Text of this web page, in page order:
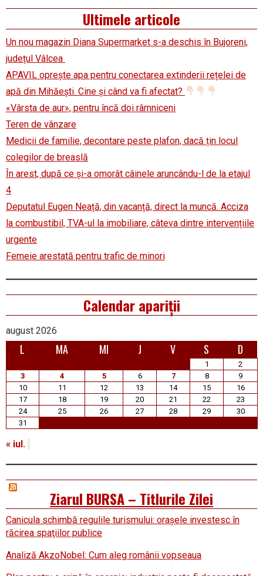
Ultimele articole
Un nou magazin Diana Supermarket s-a deschis în Bujoreni,
județul Vâlcea
APAVIL oprește apa pentru conectarea extinderii rețelei de
apă din Mihăești. Cine și când va fi afectat?
«Vârsta de aur», pentru încă doi râmniceni
Teren de vânzare
Medicii de familie, decontare peste plafon, dacă țin locul
colegilor de breaslă
În arest, după ce și-a omorât câinele aruncându-l de la etajul
4
Deputatul Eugen Neață, din vacanță, direct la muncă. Acciza
la combustibil, TVA-ul la imobiliare, câteva dintre intervențiile
urgente
Femeie arestată pentru trafic de minori
Calendar apariții
august 2026
L MA MI J V S D
1
2
3
4 5 6 7 8
9
10
11 12 13 14 15
16
17
18 19 20 21 22
23
24
25 26 27 28 29
30
31
« iul.
Ziarul BURSA – Titlurile Zilei
Canicula schimbă regulile turismului: oraşele investesc în
răcirea spaţiilor publice
Analiză AkzoNobel: Cum aleg românii vopseaua